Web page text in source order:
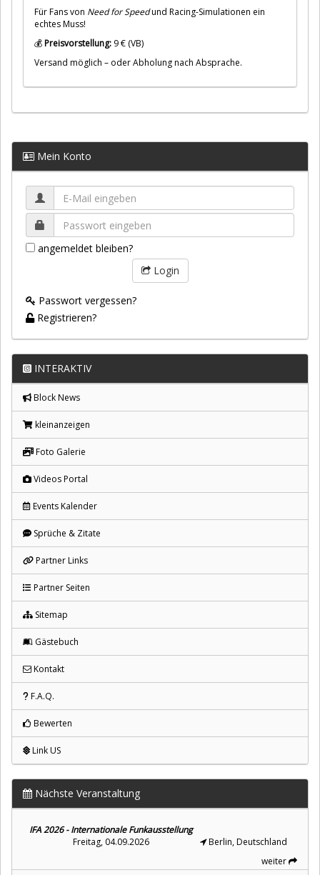
Für Fans von Need for Speedund Racing-Simulationen ein
echtes Muss!
💰Preisvorstellung: 9 € (VB)
Versand möglich – oder Abholung nach Absprache.
Mein Konto
angemeldet bleiben?
Login
Passwort vergessen?
Registrieren?
INTERAKTIV
Block News
kleinanzeigen
Foto Galerie
Videos Portal
Events Kalender
Sprüche & Zitate
Partner Links
Partner Seiten
Sitemap
Gästebuch
Kontakt
F.A.Q.
Bewerten
Link US
Nächste Veranstaltung
IFA 2026 - Internationale Funkausstellung
Freitag, 04.09.2026
Berlin, Deutschland
weiter